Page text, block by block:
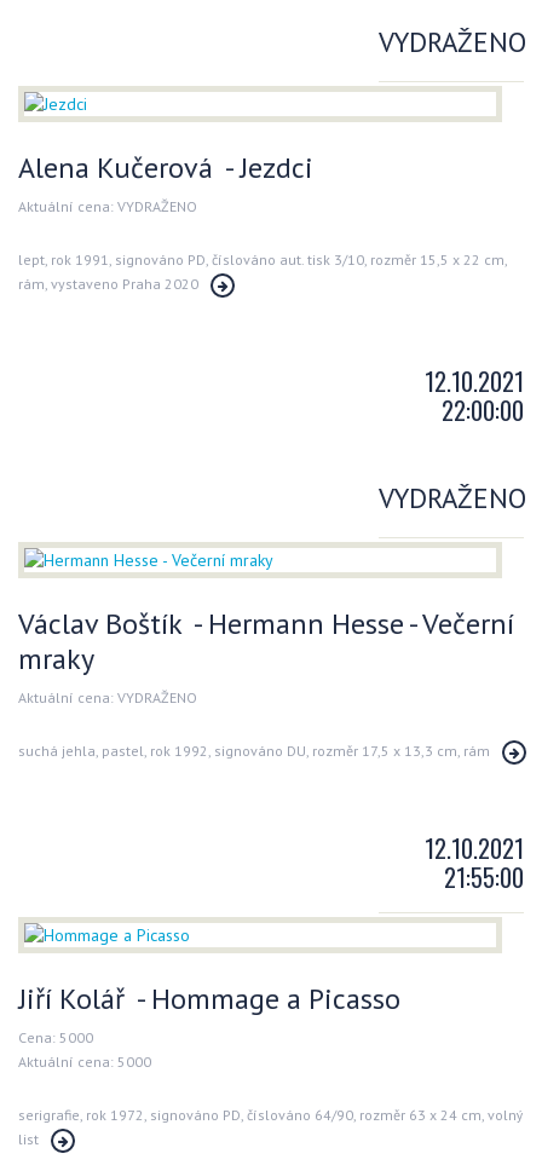
VYDRAŽENO
Alena Kučerová - Jezdci
Aktuální cena: VYDRAŽENO
lept, rok 1991, signováno PD, číslováno aut. tisk 3/10, rozměr 15,5 x 22 cm,
rám, vystaveno Praha 2020
12.10.2021
22:00:00
VYDRAŽENO
Václav Boštík - Hermann Hesse - Večerní
mraky
Aktuální cena: VYDRAŽENO
suchá jehla, pastel, rok 1992, signováno DU, rozměr 17,5 x 13,3 cm, rám
12.10.2021
21:55:00
Jiří Kolář - Hommage a Picasso
Cena: 5000
Aktuální cena: 5000
serigrafie, rok 1972, signováno PD, číslováno 64/90, rozměr 63 x 24 cm, volný
list